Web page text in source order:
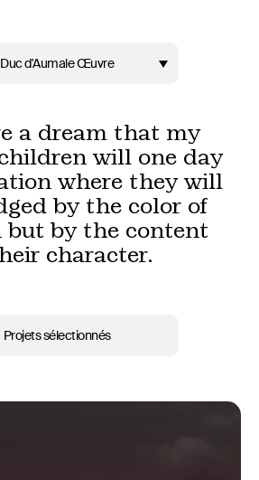
Duc d'Aumale Œuvre
Projets sélectionnés